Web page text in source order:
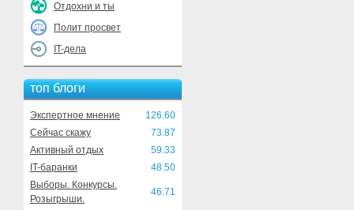
Отдохни и ты
Полит просвет
IT-дела
топ блоги
Экспертное мнение
126.60
Сейчас скажу
73.87
Активный отдых
59.33
IT-баранки
48.50
Выборы. Конкурсы.
Розыгрыши.
46.71